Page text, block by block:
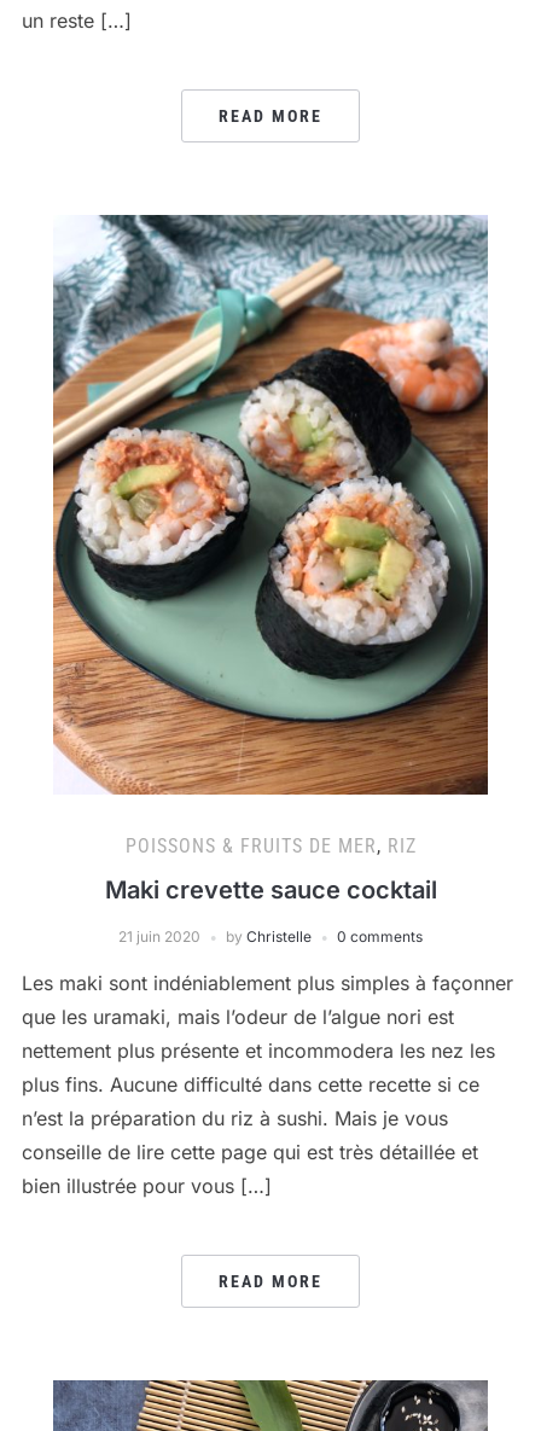
un reste […]
READ MORE
POISSONS & FRUITS DE MER, RIZ
Maki crevette sauce cocktail
21 juin 2020 by Christelle 0 comments
Les maki sont indéniablement plus simples à façonner
que les uramaki, mais l’odeur de l’algue nori est
nettement plus présente et incommodera les nez les
plus fins. Aucune difficulté dans cette recette si ce
n’est la préparation du riz à sushi. Mais je vous
conseille de lire cette page qui est très détaillée et
bien illustrée pour vous […]
READ MORE